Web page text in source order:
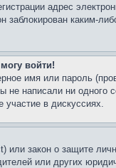
адрес
заблокирован каким-
войти!
имя или пароль
не написали ни
участие в дискуссиях.
или закон о защите
или других